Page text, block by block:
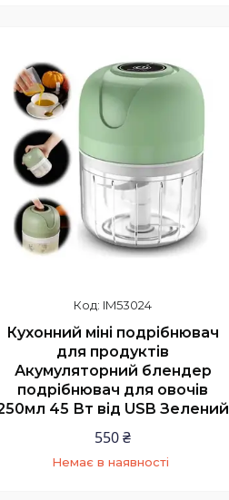
IM53024
Кухонний міні подрібнювач
для продуктів
Акумуляторний блендер
подрібнювач для овочів
45 Вт від USB Зелений
550 ₴
Немає в наявності